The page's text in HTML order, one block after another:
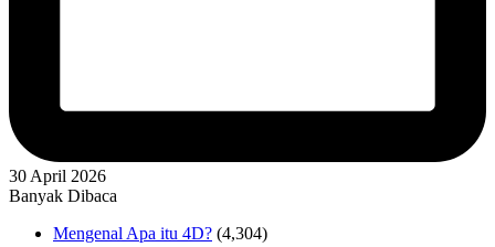
30 April 2026
Banyak Dibaca
Mengenal Apa itu 4D? (4,304)